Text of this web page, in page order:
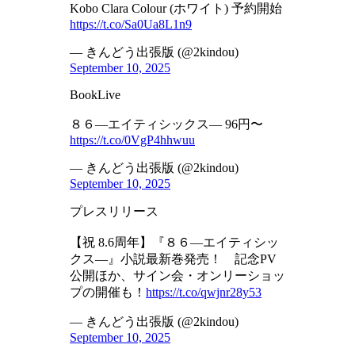
Kobo Clara Colour (ホワイト) 予約開始
https://t.co/Sa0Ua8L1n9
— きんどう出張版 (@2kindou)
September 10, 2025
BookLive
８６―エイティシックス― 96円〜
https://t.co/0VgP4hhwuu
— きんどう出張版 (@2kindou)
September 10, 2025
プレスリリース
【祝 8.6周年】『８６―エイティシッ
クス―』小説最新巻発売！ 記念PV
公開ほか、サイン会・オンリーショッ
プの開催も！ https://t.co/qwjnr28y53
— きんどう出張版 (@2kindou)
September 10, 2025